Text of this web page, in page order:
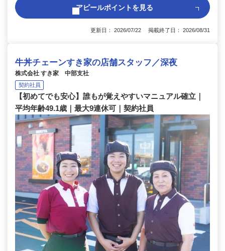
アピールポイントを見る
更新日： 2026/07/22 掲載終了日： 2026/08/31
牛丼チェーンすき家の店舗スタッフ／深夜
株式会社 すき家 中部支社
契約社員
【初めてでも安心】誰もが覚えやすいマニュアル確立｜
平均年齢49.1歳｜最大9連休可｜契約社員